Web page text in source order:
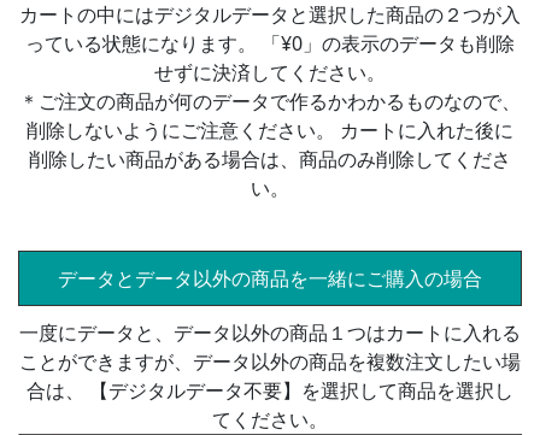
カートの中にはデジタルデータと選択した商品の２つが入
っている状態になります。 「¥0」の表示のデータも削除
せずに決済してください。
＊ご注文の商品が何のデータで作るかわかるものなので、
削除しないようにご注意ください。 カートに入れた後に
削除したい商品がある場合は、商品のみ削除してくださ
い。
データとデータ以外の商品を一緒にご購入の場合
一度にデータと、データ以外の商品１つはカートに入れる
ことができますが、データ以外の商品を複数注文したい場
合は、 【デジタルデータ不要】を選択して商品を選択し
てください。